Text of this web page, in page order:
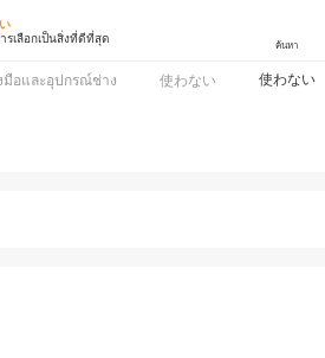
รเลือกเป็นสิ่งที่ดีที่สุด
ค้นหา
มือและอุปกรณ์ช่าง 使わない 使わない